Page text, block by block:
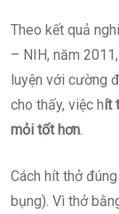
Theo kết quả
– NIH, năm
luyện với cường
cho thấy, việc hít
mỏi tốt hơn.
Cách hít thở
bụng). Vì thở